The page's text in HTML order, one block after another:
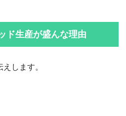
ド生産が盛んな理由
します。